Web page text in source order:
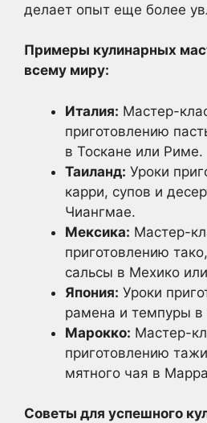
делает опыт еще более
Примеры кулинарных
всему миру:
Италия: Мастер-
приготовлению
в Тоскане или Риме.
Таиланд: Уроки
карри, супов и
Чиангмае.
Мексика: Мастер-
приготовлению
сальсы в Мехико
Япония: Уроки
рамена и темпуры в
Марокко: Мастер-
приготовлению
мятного чая в
Советы для успешного